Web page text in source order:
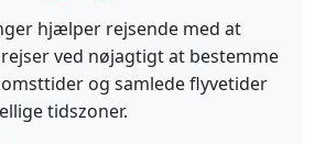
hjælper rejsende med at
ved nøjagtigt at bestemme
og samlede flyvetider
tidszoner.